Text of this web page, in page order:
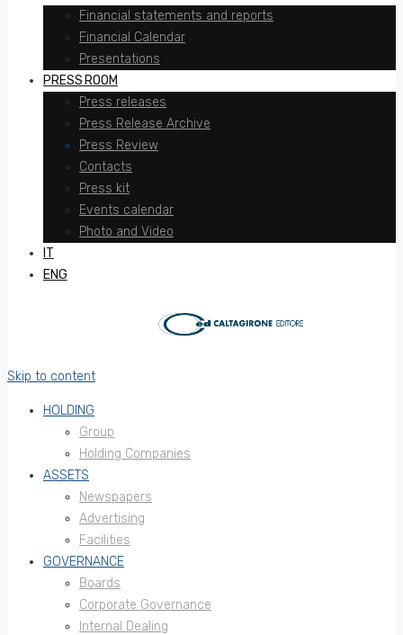
Financial statements and reports
Financial Calendar
Presentations
PRESS ROOM
Press releases
Press Release Archive
Press Review
Contacts
Press kit
Events calendar
Photo and Video
IT
ENG
Skip to content
HOLDING
Group
Holding Companies
ASSETS
Newspapers
Advertising
Facilities
GOVERNANCE
Boards
Corporate Governance
Internal Dealing